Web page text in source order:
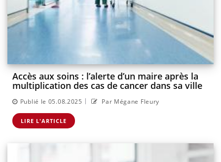
Accès aux soins : l’alerte d’un maire après la
multiplication des cas de cancer dans sa ville
Publié le 05.08.2025 | Par Mégane Fleury
LIRE L'ARTICLE